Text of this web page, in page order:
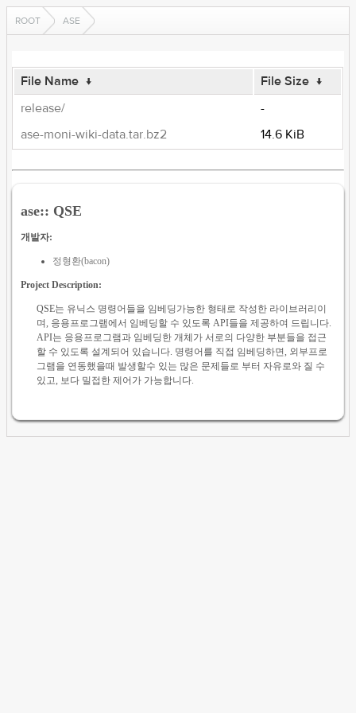
ROOT ASE
File Name ↓ File Size ↓
release/
-
ase-moni-wiki-data.tar.bz2
14.6 KiB
ase:: QSE
개발자:
정형환(bacon)
Project Description:
QSE는 유닉스 명령어들을 임베딩가능한 형태로 작성한 라이브러리이
며, 응용프로그램에서 임베딩할 수 있도록 API들을 제공하여 드립니다.
API는 응용프로그램과 임베딩한 개체가 서로의 다양한 부분들을 접근
할 수 있도록 설계되어 있습니다. 명령어를 직접 임베딩하면, 외부프로
그램을 연동했을때 발생할수 있는 많은 문제들로 부터 자유로와 질 수
있고, 보다 밀접한 제어가 가능합니다.